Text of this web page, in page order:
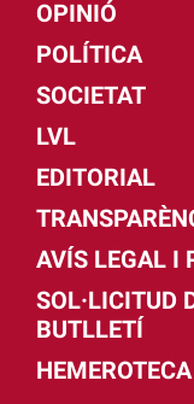
OPINIÓ
POLÍTICA
SOCIETAT
LVL
EDITORIAL
AVÍS LEGAL I
SOL·LICITUD
BUTLLETÍ
HEMEROTECA